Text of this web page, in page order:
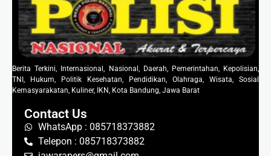
Berita Terkini, Internasional, Nasional, Daerah, Pemerintahan, Kepolisian,
TNI, Hukum, Politik Kesehatan, Pendidikan, Olahraga, Wisata, Sosial
Kemasyarakatan, Kuliner, IKN, Kota Bandung, Jawa Barat
Contact Us
WhatsApp : 085718373882
Telepon : 085718373882